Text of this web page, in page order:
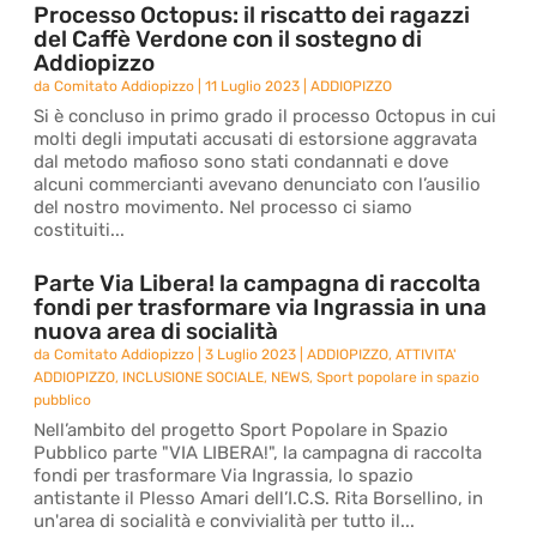
Processo Octopus: il riscatto dei ragazzi
del Caffè Verdone con il sostegno di
Addiopizzo
daComitato Addiopizzo |11 Luglio 2023 |ADDIOPIZZO
Si è concluso in primo grado il processo Octopus in cui
molti degli imputati accusati di estorsione aggravata
dal metodo mafioso sono stati condannati e dove
alcuni commercianti avevano denunciato con l’ausilio
del nostro movimento. Nel processo ci siamo
costituiti...
Parte Via Libera! la campagna di raccolta
fondi per trasformare via Ingrassia in una
nuova area di socialità
daComitato Addiopizzo |3 Luglio 2023 |ADDIOPIZZO,ATTIVITA'
ADDIOPIZZO, INCLUSIONE SOCIALE, NEWS,Sport popolare in spazio
pubblico
Nell’ambito del progetto Sport Popolare in Spazio
Pubblico parte "VIA LIBERA!", la campagna di raccolta
fondi per trasformare Via Ingrassia, lo spazio
antistante il Plesso Amari dell’I.C.S. Rita Borsellino, in
un'area di socialità e convivialità per tutto il...